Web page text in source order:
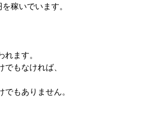
稼いでいます。
ます。
もなければ、
もありません。